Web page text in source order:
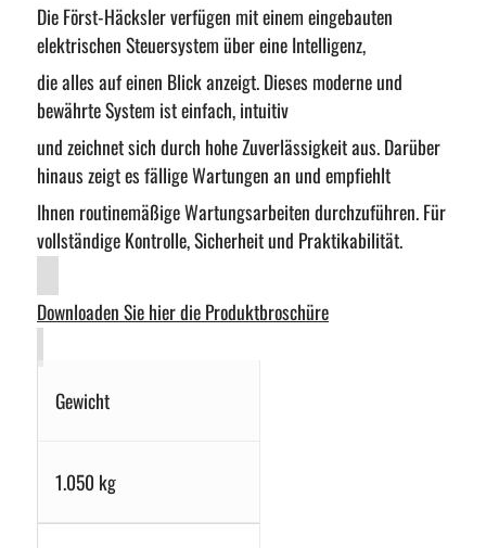
Die Först-Häcksler verfügen mit einem eingebauten
elektrischen Steuersystem über eine Intelligenz,
die alles auf einen Blick anzeigt. Dieses moderne und
bewährte System ist einfach, intuitiv
und zeichnet sich durch hohe Zuverlässigkeit aus. Darüber
hinaus zeigt es fällige Wartungen an und empfiehlt
Ihnen routinemäßige Wartungsarbeiten durchzuführen. Für
vollständige Kontrolle, Sicherheit und Praktikabilität.
Downloaden Sie hier die Produktbroschüre
Gewicht
1.050 kg